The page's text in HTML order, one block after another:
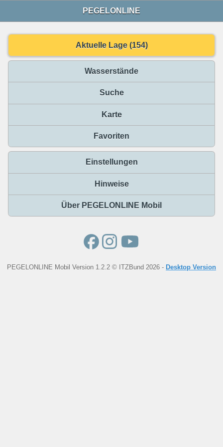
PEGELONLINE
Aktuelle Lage (154)
Wasserstände
Suche
Karte
Favoriten
Einstellungen
Hinweise
Über PEGELONLINE Mobil
PEGELONLINE Mobil Version 1.2.2 © ITZBund 2026 - Desktop Version